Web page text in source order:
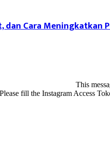
Cara Meningkatkan
This
Please fill the Instagram Access